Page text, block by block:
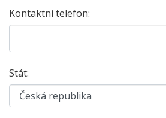
Kontaktní telefon:
Stát: